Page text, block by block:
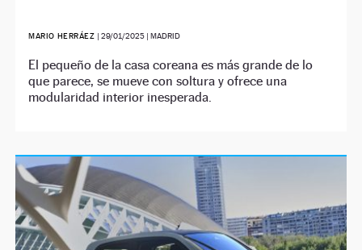
MARIO HERRÁEZ |29/01/2025 | MADRID
El pequeño de la casa coreana es más grande de lo
que parece, se mueve con soltura y ofrece una
modularidad interior inesperada.